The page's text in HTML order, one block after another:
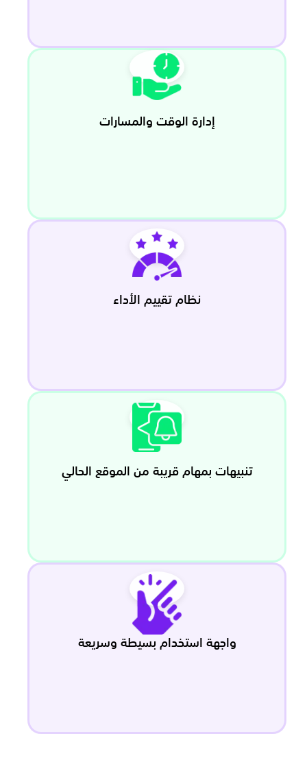
إدارة الوقت والمسارات
نظام تقييم الأداء
تنبيهات بمهام قريبة من الموقع الحالي
واجهة استخدام بسيطة وسريعة